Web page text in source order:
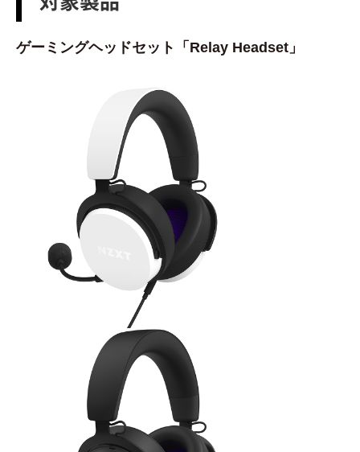
ゲーミングヘッドセット「Relay Headset」